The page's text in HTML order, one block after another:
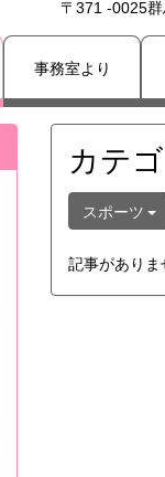
〒371 -0025
事務室より
カテ
スポーツ
記事がありま